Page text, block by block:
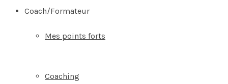
Coach/Formateur
Mes points forts
Coaching